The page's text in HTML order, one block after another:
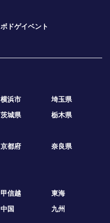
ボドゲイベント
横浜市
埼玉県
茨城県 栃木県
京都府
奈良県
甲信越
東海
中国 九州